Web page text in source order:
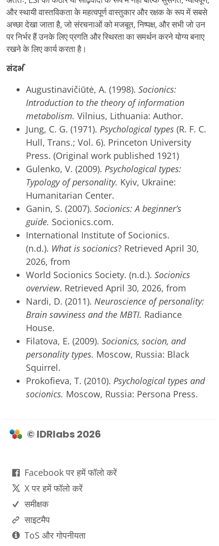
और स्थायी वास्तविकता के महत्वपूर्ण वास्तुकार और रक्षक के रूप में सबसे
अच्छा देखा जाता है, जो संरचनाओं को मजबूत, निष्पक्ष, और सभी जो उन
पर निर्भर हैं उनके लिए प्रगति और स्थिरता का समर्थन करने योग्य बनाए
रखने के लिए कार्य करता है।
संदर्भ
Augustinavičiūtė, A. (1998). Socionics:
Introduction to the theory of information
metabolism. Vilnius, Lithuania: Author.
Jung, C. G. (1971). Psychological types (R. F. C.
Hull, Trans.; Vol. 6). Princeton University
Press. (Original work published 1921)
Gulenko, V. (2009). Psychological types:
Typology of personality. Kyiv, Ukraine:
Humanitarian Center.
Ganin, S. (2007). Socionics: A beginner’s
guide. Socionics.com.
International Institute of Socionics.
(n.d.). What is socionics? Retrieved April 30,
2026, from
World Socionics Society. (n.d.). Socionics
overview. Retrieved April 30, 2026, from
Nardi, D. (2011). Neuroscience of personality:
Brain savviness and the MBTI. Radiance
House.
Filatova, E. (2009). Socionics, socion, and
personality types. Moscow, Russia: Black
Squirrel.
Prokofieva, T. (2010). Psychological types and
socionics. Moscow, Russia: Persona Press.
© IDRlabs 2026
Facebook पर हमें फॉलो करें
X पर हमें फॉलो करें
समीक्षक
साइटमैप
ToS और गोपनीयता